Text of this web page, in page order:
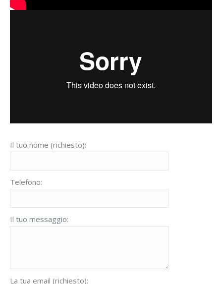
Il tuo nome (richiesto):
Telefono:
Il tuo messaggio:
La tua email (richiesto):